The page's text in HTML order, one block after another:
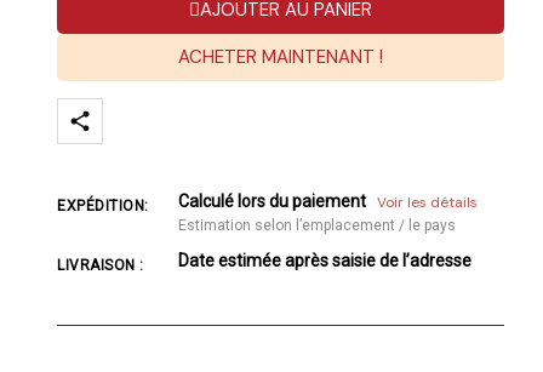
AJOUTER AU PANIER
ACHETER MAINTENANT !
EXPÉDITION: Calculé lors du paiement Voir les détails
Estimation selon l’emplacement / le pays
LIVRAISON : Date estimée après saisie de l’adresse